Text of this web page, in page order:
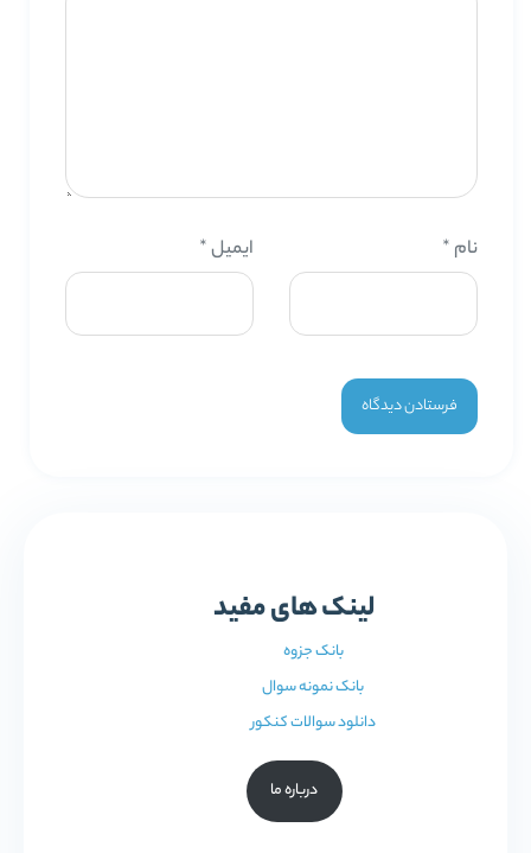
نام * ایمیل*
لینک های مفید
بانک جزوه
بانک نمونه سوال
دانلود سوالات کنکور
درباره ما